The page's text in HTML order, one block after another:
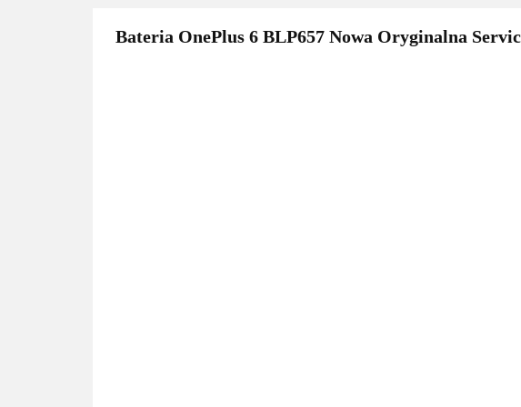
Bateria OnePlus 6 BLP657 Nowa Oryginalna